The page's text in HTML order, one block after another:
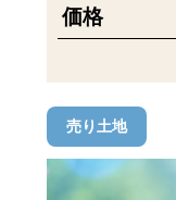
価格
売り土地